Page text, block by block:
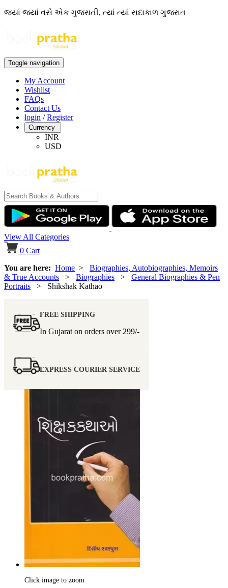
જ્યાં જ્યાં વસે એક ગુજરાતી, ત્યાં ત્યાં સદાકાળ ગુજરાત
Toggle navigation
My Account
Wishlist
FAQs
Contact Us
login /Register
Currency
INR
USD
View All Categories
0 Cart
You are here: Home > Biographies, Autobiographies, Memoirs
& True Accounts > Biographies > General Biographies & Pen
Portraits > Shikshak Kathao
FREE SHIPPING
In Gujarat on orders over 299/-
EXPRESS COURIER SERVICE
Click image to zoom